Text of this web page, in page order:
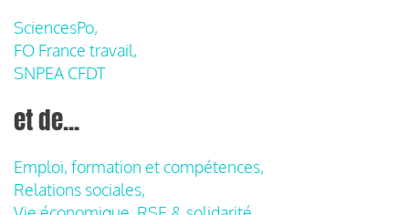
SciencesPo,
FO France travail,
SNPEA CFDT
et de...
Emploi, formation et compétences,
Relations sociales,